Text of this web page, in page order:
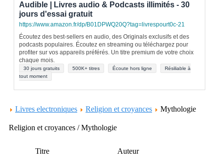
Audible | Livres audio & Podcasts illimités - 30
jours d'essai gratuit
https://www.amazon.fr/dp/B01DPWQ20Q?tag=livrespourt0c-21
Écoutez des best-sellers en audio, des Originals exclusifs et des
podcasts populaires. Écoutez en streaming ou téléchargez pour
profiter sur vos appareils préférés. Un titre premium de votre choix
chaque mois.
30 jours gratuits 500K+ titres Écoute hors ligne
Résiliable à
tout moment
Livres electroniques Religion et croyances Mythologie
Religion et croyances / Mythologie
Titre Auteur